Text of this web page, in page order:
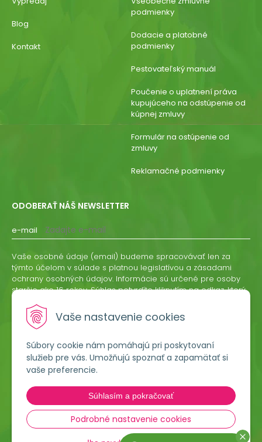
Vaše nastavenie cookies
Súbory cookie nám pomáhajú pri poskytovaní
služieb pre vás. Umožňujú spoznať a zapamätať si
vaše preferencie.
Súhlasím a pokračovať
Podrobné nastavenie cookies
Lumigreen, s.r.o.
Hradská 535
966 54 Tekovské Nemce
Blog
Kontakt
podmienky
Dodacie a platobné
podmienky
Pestovateľský manuál
Poučenie o uplatnení práva
kupujúceho na odstúpenie od
kúpnej zmluvy
Formulár na ostúpenie od
zmluvy
Reklamačné podmienky
ODOBERAŤ NÁŠ NEWSLETTER
e-mail
ODOBERAŤ
Vaše osobné údaje (email) budeme spracovávať len za
týmto účelom v súlade s platnou legislatívou a zásadami
ochrany osobných údajov. Informácie sú určené pre osoby
staršie ako 16 rokov. Súhlas potvrdíte kliknutím na odkaz, ktorý
odvolať písomne, emailom alebo kliknutím na odkaz z
ktoréhokoľvek informačného emailu.